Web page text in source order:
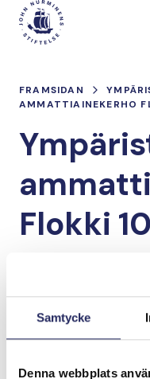
Samtycke
Denna webbplats
Hoppa
innehåll
Main
FRAMSIDAN
AMMATTIAINEKERHO
Flokki
Lahjoita ja liity